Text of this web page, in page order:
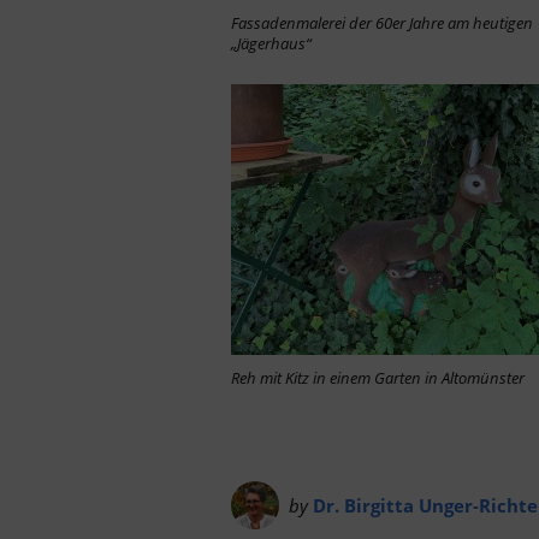
Fassadenmalerei der 60er Jahre am heutigen
„Jägerhaus“
Reh mit Kitz in einem Garten in Altomünster
by Dr. Birgitta Unger-